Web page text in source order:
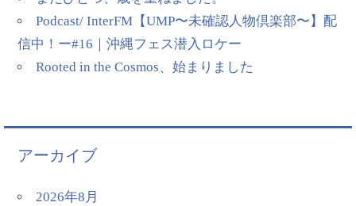
Podcast/ InterFM【UMP〜未確認人物倶楽部〜】配
信中！ー#16｜沖縄フェス潜入ロケー
Rooted in the Cosmos、始まりました
アーカイブ
2026年8月